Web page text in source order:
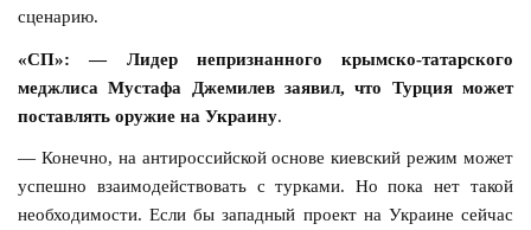
сценарию.
«СП»: — Лидер непризнанного крымско-татарского
меджлиса Мустафа Джемилев заявил, что Турция может
поставлять оружие на Украину.
— Конечно, на антироссийской основе киевский режим может
успешно взаимодействовать с турками. Но пока нет такой
необходимости. Если бы западный проект на Украине сейчас